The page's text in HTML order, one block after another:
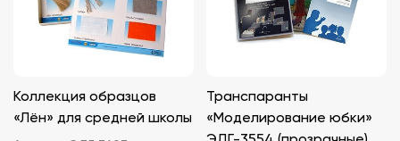
Коллекция образцов
«Лён» для средней школы
Транспаранты
«Моделирование юбки»